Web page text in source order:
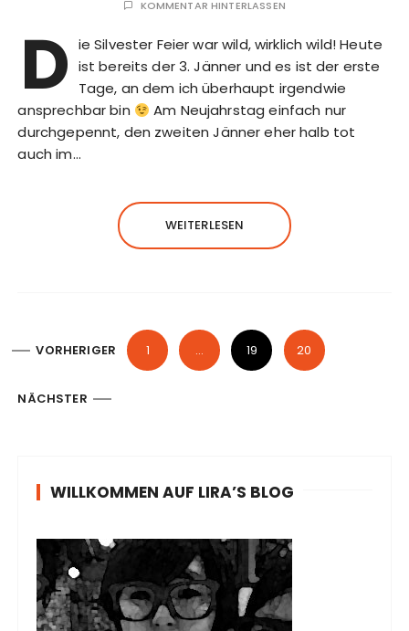
KOMMENTAR HINTERLASSEN
D ie Silvester Feier war wild, wirklich wild! Heute
ist bereits der 3. Jänner und es ist der erste
Tage, an dem ich überhaupt irgendwie
ansprechbar bin
Am Neujahrstag einfach nur
durchgepennt, den zweiten Jänner eher halb tot
auch im…
WEITERLESEN
i
m
m
VORHERIGER 1 … 19 20
NÄCHSTER
WILLKOMMEN AUF LIRA’S BLOG